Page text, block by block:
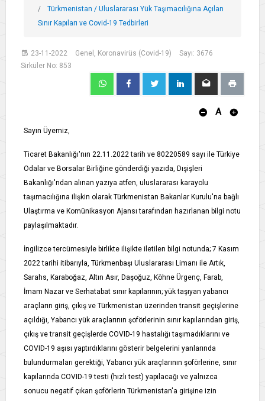
Türkmenistan / Uluslararası Yük Taşımacılığına Açılan
Sınır Kapıları ve Covid-19 Tedbirleri
23-11-2022 Genel, Koronavirüs (Covid-19)
Sayı: 3676
Sirküler No: 853
A
Sayın Üyemiz,
Ticaret Bakanlığı'nın 22.11.2022 tarih ve 80220589 sayı ile Türkiye
Odalar ve Borsalar Birliğine gönderdiği yazıda, Dışişleri
Bakanlığı'ndan alınan yazıya atfen, uluslararası karayolu
taşımacılığına ilişkin olarak Türkmenistan Bakanlar Kurulu'na bağlı
Ulaştırma ve Komünikasyon Ajansı tarafından hazırlanan bilgi notu
paylaşılmaktadır.
İngilizce tercümesiyle birlikte ilişikte iletilen bilgi notunda; 7 Kasım
2022 tarihi itibarıyla, Türkmenbaşı Uluslararası Limanı ile Artık,
Sarahs, Karaboğaz, Altın Asır, Daşoğuz, Köhne Ürgenç, Farab,
İmam Nazar ve Serhatabat sınır kapılarının; yük taşıyan yabancı
araçların giriş, çıkış ve Türkmenistan üzerinden transit geçişlerine
açıldığı, Yabancı yük araçlarının şoförlerinin sınır kapılarından giriş,
çıkış ve transit geçişlerde COVID-19 hastalığı taşımadıklarını ve
COVID-19 aşısı yaptırdıklarını gösterir belgelerini yanlarında
bulundurmaları gerektiği, Yabancı yük araçlarının şoförlerine, sınır
kapılarında COVID-19 testi (hızlı test) yapılacağı ve yalnızca
sonucu negatif çıkan şoförlerin Türkmenistan'a girişine izin